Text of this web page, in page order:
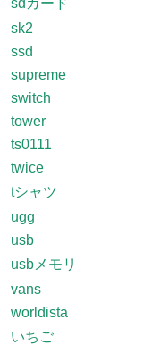
sdカード
sk2
ssd
supreme
switch
tower
ts0111
twice
tシャツ
ugg
usb
usbメモリ
vans
worldista
いちご